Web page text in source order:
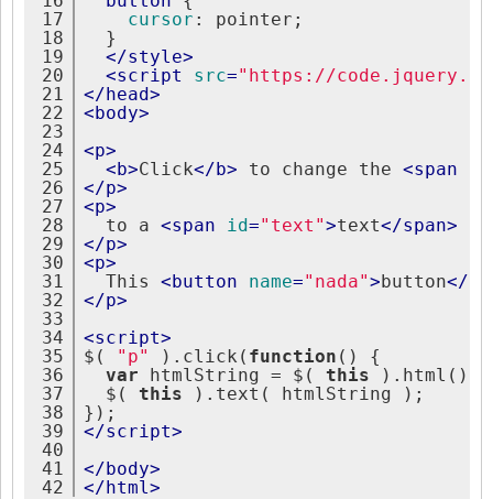
17
18
19
20
21
22
23
24
25
26
27
28
29
30
31
32
33
34
35
36
37
38
39
40
41
42
cursor :
pointer;
}
</style>
<script src="https://
</head>
<body>
<p>
<b>Click</b> to change the <span
</p>
<p>
  to a
<span id="text">text</span>
</p>
<p>
  This
<button name="nada">button</
</p>
<script>
$(
"p" ).click( function () {
var htmlString = $( this ).html();
  $(
this ).text( htmlString );
});
</script>
</body>
</html>